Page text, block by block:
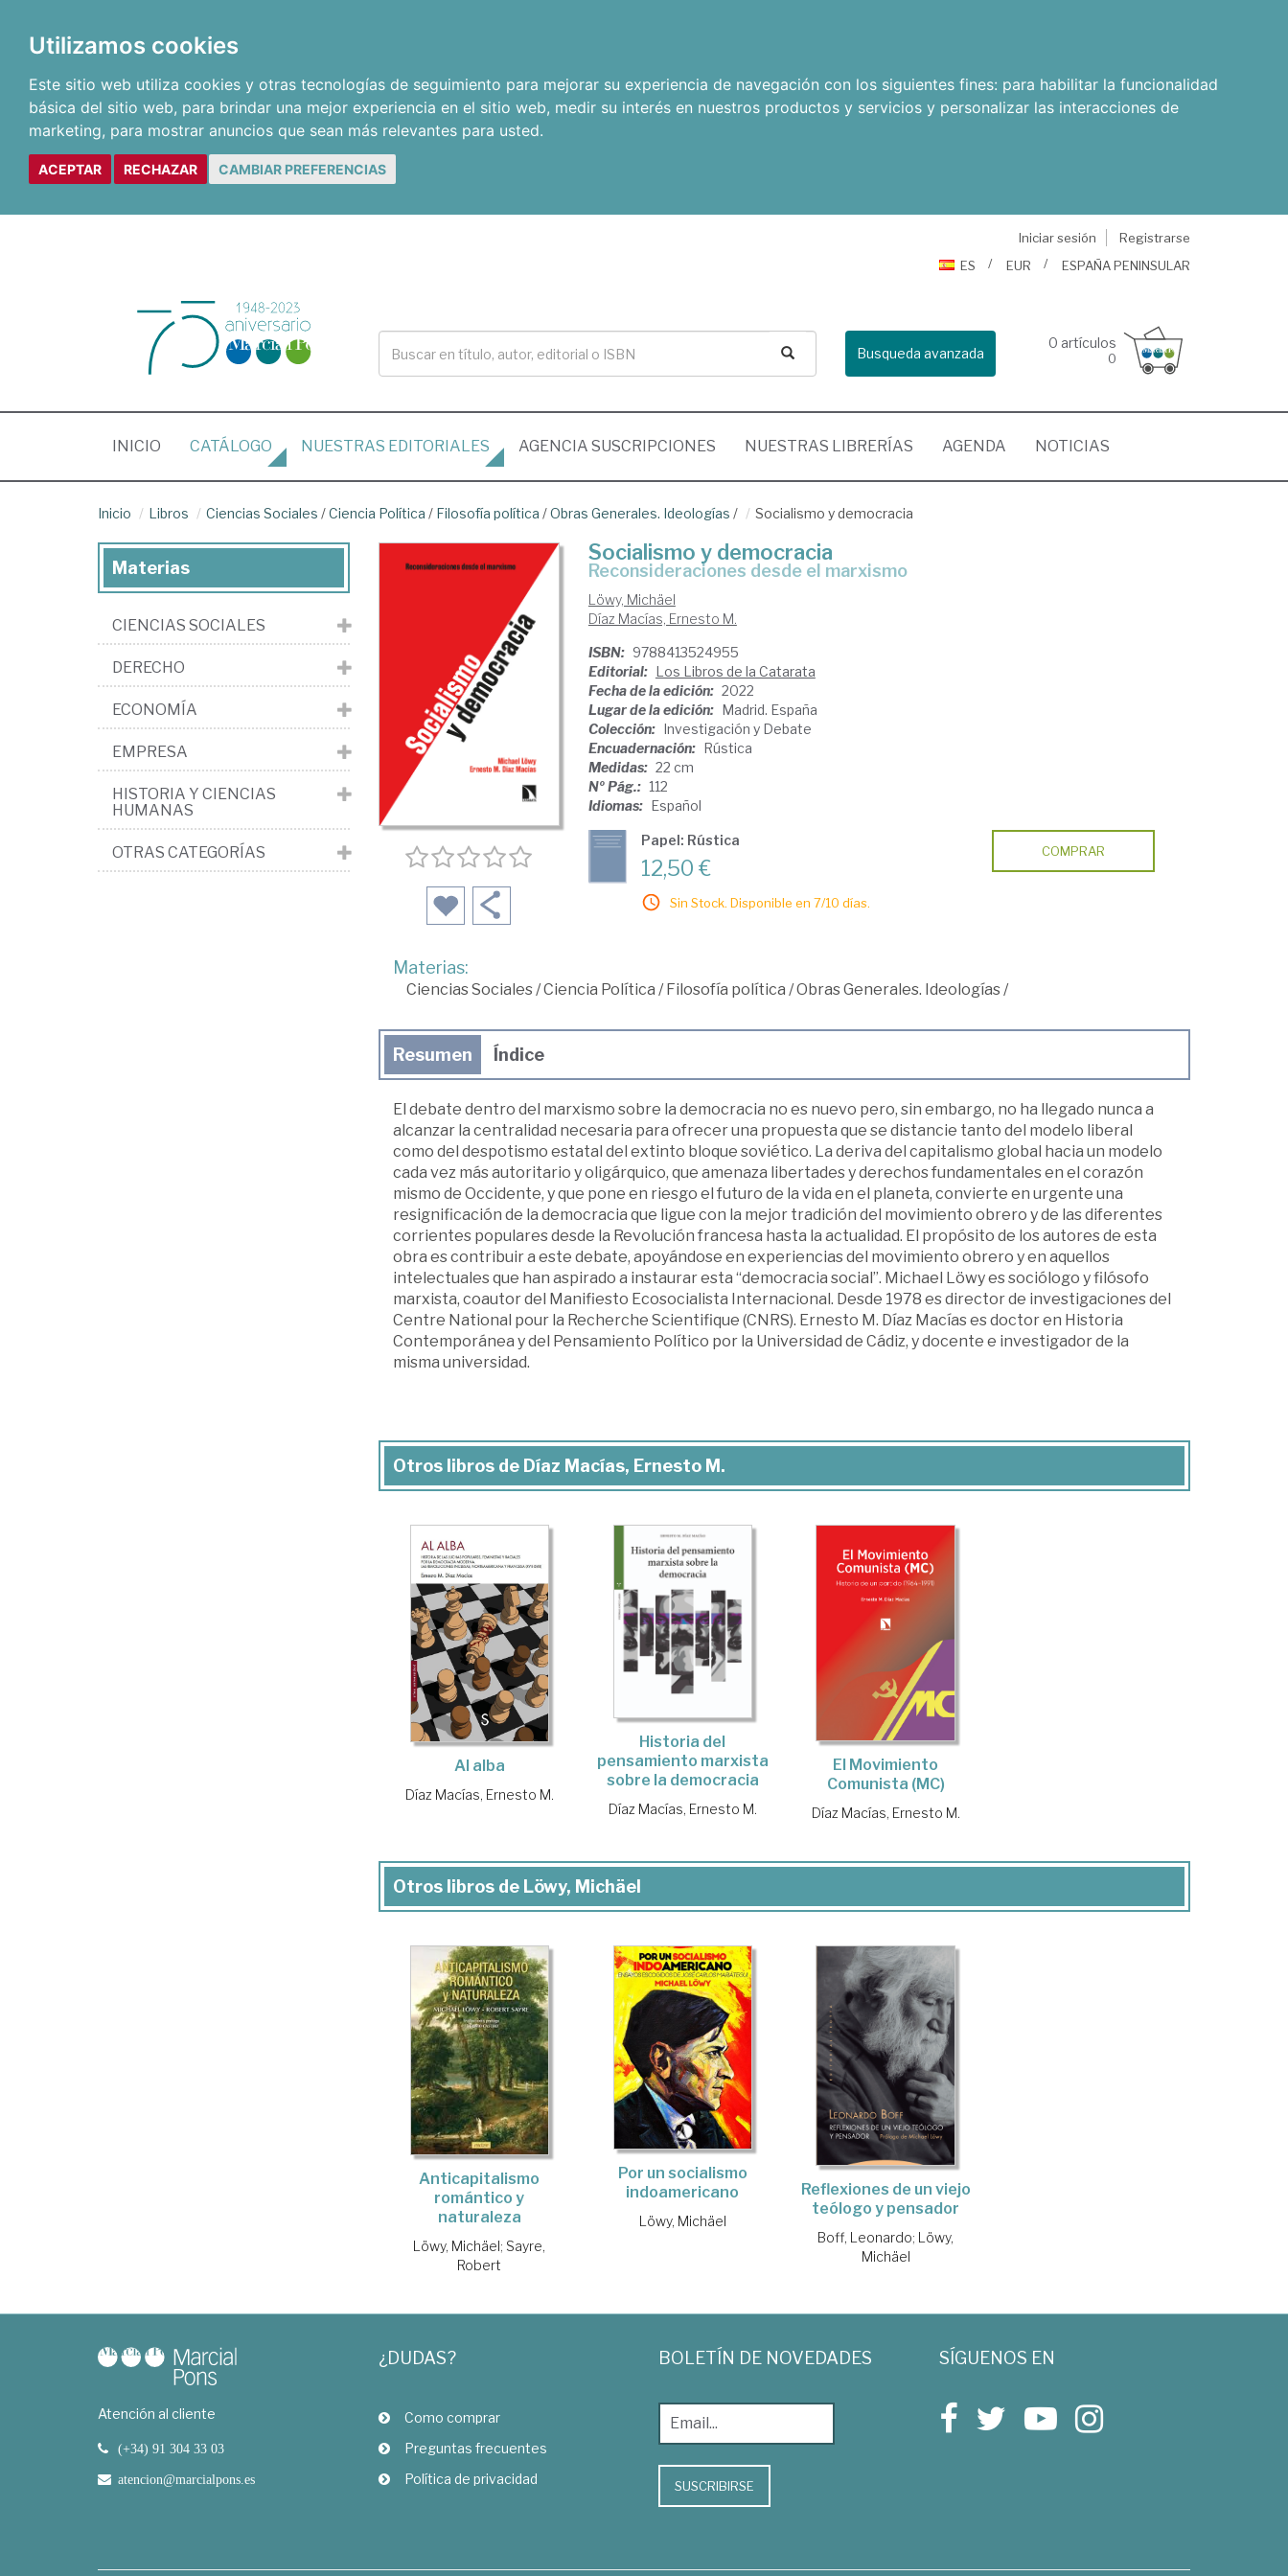
Utilizamos cookies
Este sitio web utiliza cookies y otras tecnologías de seguimiento para mejorar su experiencia de navegación con los siguientes fines: para habilitar la funcionalidad
básica del sitio web, para brindar una mejor experiencia en el sitio web, medir su interés en nuestros productos y servicios y personalizar las interacciones de
marketing, para mostrar anuncios que sean más relevantes para usted.
ACEPTAR RECHAZAR CAMBIAR PREFERENCIAS
Iniciar sesión
Registrarse
ES
EUR ESPAÑA PENINSULAR
Busqueda avanzada
0 artículos
0
INICIO (CURRENT)
CATÁLOGO NUESTRAS EDITORIALES AGENCIA SUSCRIPCIONES NUESTRAS LIBRERÍAS AGENDA NOTICIAS
Inicio Libros Ciencias Sociales /Ciencia Política / Filosofía política /Obras Generales. Ideologías / Socialismo y democracia
Socialismo y democracia
Reconsideraciones desde el marxismo
Löwy, Michäel
Díaz Macías, Ernesto M.
ISBN: 9788413524955
Editorial: Los Libros de la Catarata
Fecha de la edición: 2022
Lugar de la edición: Madrid. España
Colección: Investigación y Debate
Encuadernación: Rústica
Medidas: 22 cm
Nº Pág.: 112
Idiomas: Español
Papel: Rústica
12,50 €
Sin Stock. Disponible en 7/10 días.
COMPRAR
Materias:
Ciencias Sociales/Ciencia Política /Filosofía política /Obras Generales. Ideologías/
Resumen Índice
El debate dentro del marxismo sobre la democracia no es nuevo pero, sin embargo, no ha llegado nunca a
alcanzar la centralidad necesaria para ofrecer una propuesta que se distancie tanto del modelo liberal
como del despotismo estatal del extinto bloque soviético. La deriva del capitalismo global hacia un modelo
cada vez más autoritario y oligárquico, que amenaza libertades y derechos fundamentales en el corazón
mismo de Occidente, y que pone en riesgo el futuro de la vida en el planeta, convierte en urgente una
resignificación de la democracia que ligue con la mejor tradición del movimiento obrero y de las diferentes
corrientes populares desde la Revolución francesa hasta la actualidad. El propósito de los autores de esta
obra es contribuir a este debate, apoyándose en experiencias del movimiento obrero y en aquellos
intelectuales que han aspirado a instaurar esta “democracia social”. Michael Löwy es sociólogo y filósofo
marxista, coautor del Manifiesto Ecosocialista Internacional. Desde 1978 es director de investigaciones del
Centre National pour la Recherche Scientifique (CNRS). Ernesto M. Díaz Macías es doctor en Historia
Contemporánea y del Pensamiento Político por la Universidad de Cádiz, y docente e investigador de la
misma universidad.
Otros libros de Díaz Macías, Ernesto M.
Al alba
Díaz Macías, Ernesto M.
Historia del
pensamiento marxista
sobre la democracia
Díaz Macías, Ernesto M.
El Movimiento
Comunista (MC)
Díaz Macías, Ernesto M.
Otros libros de Löwy, Michäel
Anticapitalismo
romántico y
naturaleza
Löwy, Michäel; Sayre,
Robert
Por un socialismo
indoamericano
Löwy, Michäel
Reflexiones de un viejo
teólogo y pensador
Boff, Leonardo; Löwy,
Michäel
Materias
CIENCIAS SOCIALES
DERECHO
ECONOMÍA
EMPRESA
HISTORIA Y CIENCIAS
HUMANAS
OTRAS CATEGORÍAS
Atención al cliente
(+34) 91 304 33 03
atencion@marcialpons.es
¿DUDAS?
Como comprar
Preguntas frecuentes
Política de privacidad
BOLETÍN DE NOVEDADES
SUSCRIBIRSE
SÍGUENOS EN